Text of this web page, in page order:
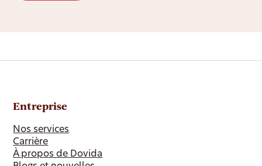
Entreprise
Nos services
Carrière
À propos de Dovida